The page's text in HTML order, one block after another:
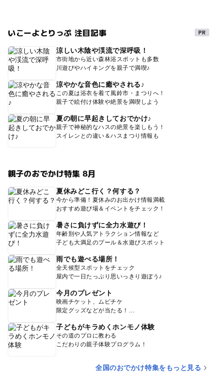
いこーよとりっぷ 注目記事
涼しい木陰や渓流で深呼吸！
市街地から近い森林浴スポットも多数
川遊びやハイキングを親子で満喫♪
涼やかな音色に癒やされる♪
この夏は浴衣を着て風鈴市・まつりへ！
親子で絵付け体験や絶景を満喫しよう
夏の朝に早起きしておでかけ♪
親子で神秘的なハスの絶景を楽しもう！
スイレンとの違い＆ハスまつり情報も
親子のおでかけ特集 8月
夏休みどこ行く？何する？
今から準備！夏休みのお出かけ情報満載
おすすめ遊び場＆イベントをチェック！
暑さに負けずに全力水遊び！
年齢別や人気アトラクション情報など
子ども大満足のプール＆水遊びスポット
雨でも遊べる場所！
全天候型スポットをチェック
屋内で一日たっぷり思いっきり遊ぼう♪
今月のプレゼント
映画チケット、ムビチケ
限定グッズなどが当たる！
子どもがキラめくホンモノ体験
その道のプロに教わる
こだわりの親子体験プログラム！
全国のおでかけ特集をもっと見る